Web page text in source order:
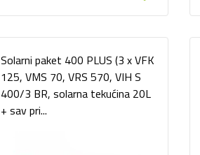
Solarni paket 400 PLUS (3 x VFK
125, VMS 70, VRS 570, VIH S
400/3 BR, solarna tekućina 20L
+ sav pri...